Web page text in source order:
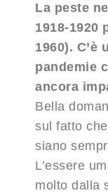
La peste
1918-1920
1960). C’è
pandemie
ancora
Bella
sul fatto
siano
L’essere
molto dalla